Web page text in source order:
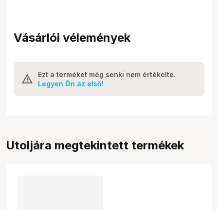
Vásárlói vélemények
Ezt a terméket még senki nem értékelte.
Legyen Ön az első!
Utoljára megtekintett termékek